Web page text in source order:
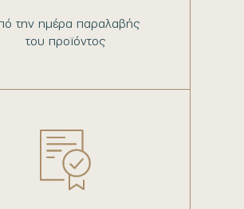
την ημέρα παραλαβής
του προϊόντος